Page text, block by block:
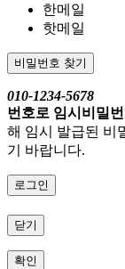
한메일
핫메일
비밀번호 찾기
010-1234-5678
번호로 임시비밀
해 임시 발급된 비
기 바랍니다.
로그인
닫기
확인